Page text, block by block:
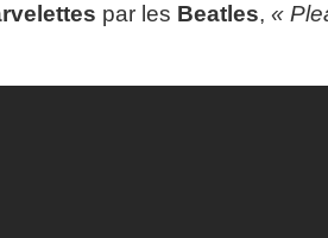
par les Beatles, «